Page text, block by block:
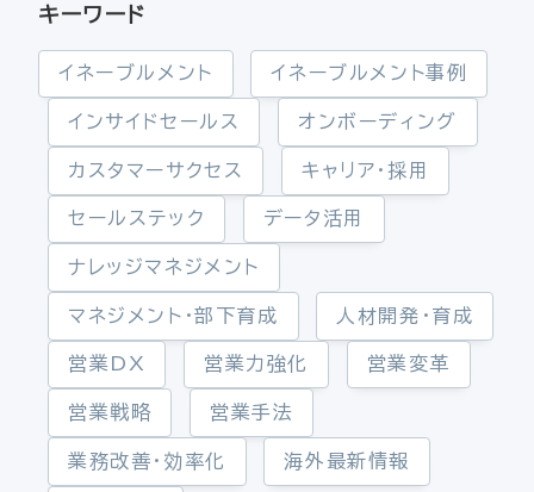
キーワード
イネーブルメント イネーブルメント事例
インサイドセールス オンボーディング
カスタマーサクセス キャリア・採用
セールステック データ活用
ナレッジマネジメント
マネジメント・部下育成 人材開発・育成
営業DX 営業力強化 営業変革
営業戦略 営業手法
業務改善・効率化 海外最新情報